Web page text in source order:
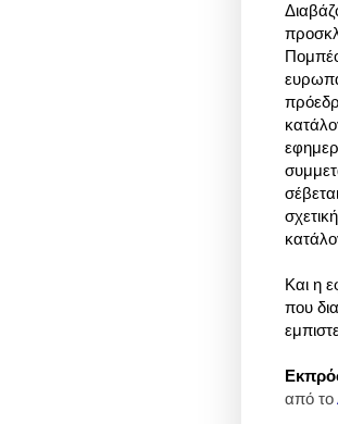
Και η
που
από το